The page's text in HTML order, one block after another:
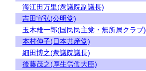
海江田万里(衆議院副議長)
吉田宣弘(公明党)
玉木雄一郎(国民民主党・無所属クラブ)
本村伸子(日本共産党)
細田博之(衆議院議長)
後藤茂之(厚生労働大臣)